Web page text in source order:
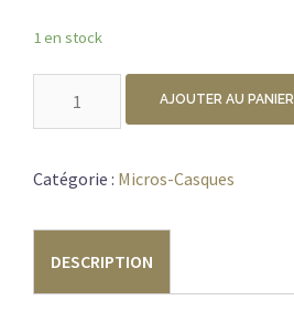
1 en stock
AL21
ACCORDEON
AJOUTER AU PANIER
Catégorie : Micros-Casques
DESCRIPTION